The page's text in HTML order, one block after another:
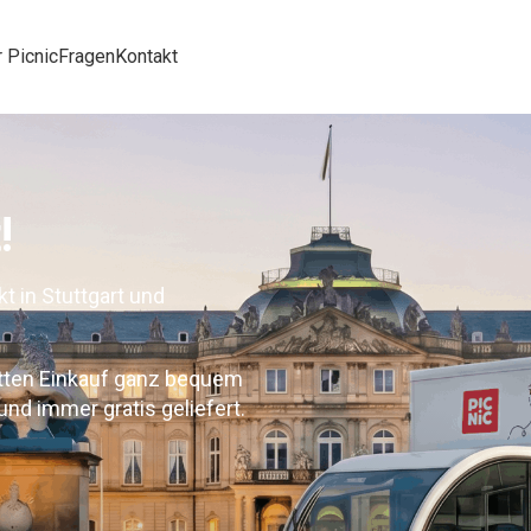
PicnicFragenKontakt
in Stuttgart und
Einkauf ganz bequem
immer gratis geliefert.